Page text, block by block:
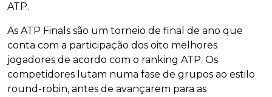
ATP.
As ATP Finals são um torneio de final de ano que
conta com a participação dos oito melhores
jogadores de acordo com o ranking ATP. Os
competidores lutam numa fase de grupos ao estilo
round-robin, antes de avançarem para as